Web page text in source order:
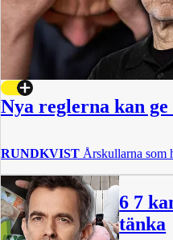
Nya reglerna kan ge
RUNDKVIST Årskullarna som
6 7
tänka